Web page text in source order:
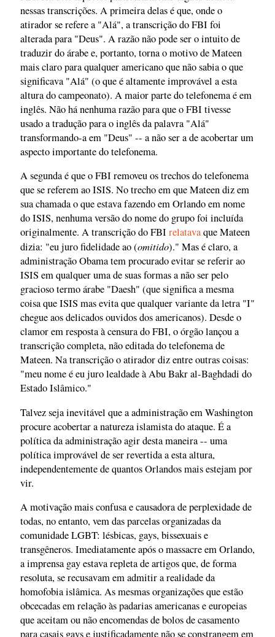
nessas transcrições. A primeira delas é que, onde o
atirador se refere a "Alá", a transcrição do FBI foi
alterada para "Deus". A razão não pode ser o intuito de
traduzir do árabe e, portanto, torna o motivo de Mateen
mais claro para qualquer americano que não sabia o que
significava "Alá" (o que é altamente improvável a esta
altura do campeonato). A maior parte do telefonema é em
inglês. Não há nenhuma razão para que o FBI tivesse
usado a tradução para o inglês da palavra "Alá"
transformando-a em "Deus" -- a não ser a de acobertar um
aspecto importante do telefonema.
A segunda é que o FBI removeu os trechos do telefonema
que se referem ao ISIS. No trecho em que Mateen diz em
sua chamada o que estava fazendo em Orlando em nome
do ISIS, nenhuma versão do nome do grupo foi incluída
originalmente. A transcrição do FBI relatavaque Mateen
dizia: "eu juro fidelidade ao (omitido)." Mas é claro, a
administração Obama tem procurado evitar se referir ao
ISIS em qualquer uma de suas formas a não ser pelo
gracioso termo árabe "Daesh" (que significa a mesma
coisa que ISIS mas evita que qualquer variante da letra "I"
chegue aos delicados ouvidos dos americanos). Desde o
clamor em resposta à censura do FBI, o órgão lançou a
transcrição completa, não editada do telefonema de
Mateen. Na transcrição o atirador diz entre outras coisas:
"meu nome é eu juro lealdade à Abu Bakr al-Baghdadi do
Estado Islâmico."
Talvez seja inevitável que a administração em Washington
procure acobertar a natureza islamista do ataque. É a
política da administração agir desta maneira -- uma
política improvável de ser revertida a esta altura,
independentemente de quantos Orlandos mais estejam por
vir.
A motivação mais confusa e causadora de perplexidade de
todas, no entanto, vem das parcelas organizadas da
comunidade LGBT: lésbicas, gays, bissexuais e
transgêneros. Imediatamente após o massacre em Orlando,
a imprensa gay estava repleta de artigos que, de forma
resoluta, se recusavam em admitir a realidade da
homofobia islâmica. As mesmas organizações que estão
obcecadas em relação às padarias americanas e europeias
que aceitam ou não encomendas de bolos de casamento
para casais gays e justificadamente não se constrangem em